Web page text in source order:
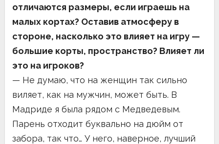
отличаются размеры, если играешь на
малых кортах? Оставив атмосферу в
стороне, насколько это влияет на игру —
большие корты, пространство? Влияет ли
это на игроков?
— Не думаю, что на женщин так сильно
виляет, как на мужчин, может быть. В
Мадриде я была рядом с Медведевым.
Парень отходит буквально на дюйм от
забора, так что… У него, наверное, лучший